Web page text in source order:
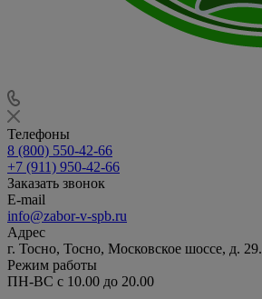
Телефоны
8 (800) 550-42-66
+7 (911) 950-42-66
Заказать звонок
E-mail
info@zabor-v-spb.ru
Адрес
г. Тосно, Тосно, Московское шоссе, д. 29.
Режим работы
ПН-ВС с 10.00 до 20.00